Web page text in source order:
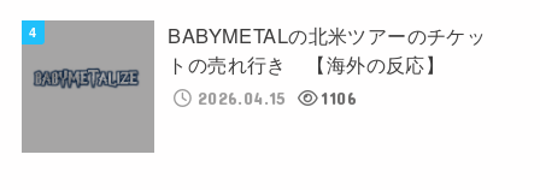
BABYMETALの北米ツアーのチケッ
トの売れ行き 【海外の反応】
2026.04.15 1106